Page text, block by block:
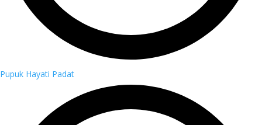
Pupuk Hayati Padat